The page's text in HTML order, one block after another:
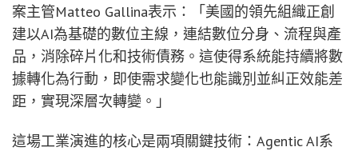
案主管Matteo Gallina表示：「美國的領先組織正創
建以AI為基礎的數位主線，連結數位分身、流程與產
品，消除碎片化和技術債務。這使得系統能持續將數
據轉化為行動，即使需求變化也能識別並糾正效能差
距，實現深層次轉變。」
這場工業演進的核心是兩項關鍵技術：Agentic AI系